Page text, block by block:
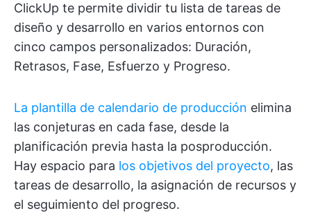
ClickUp te permite dividir tu lista de tareas de
diseño y desarrollo en varios entornos con
cinco campos personalizados: Duración,
Retrasos, Fase, Esfuerzo y Progreso.
La plantilla de calendario de producción elimina
las conjeturas en cada fase, desde la
planificación previa hasta la posproducción.
Hay espacio para los objetivos del proyecto, las
tareas de desarrollo, la asignación de recursos y
el seguimiento del progreso.